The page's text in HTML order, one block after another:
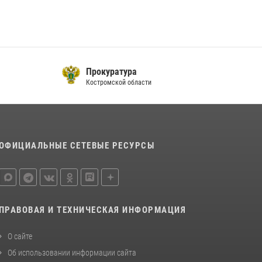
Приглашаем молодежь Костромской области
09 июля 2026, 05:58
Прокуратура
Костромской области
СЕТЕВЫЕ РЕСУРСЫ
ПРАВОВАЯ И ТЕХНИЧЕСКАЯ ИНФОРМАЦИЯ
О сайте
Об использовании информации сайта